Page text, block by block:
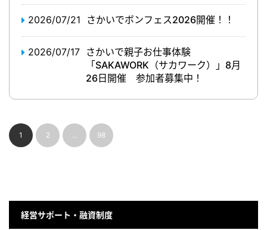
2026/07/21 さかいでボンフェス2026開催！！
2026/07/17 さかいで親子お仕事体験
「SAKAWORK（サカワーク）」8月
26日開催 参加者募集中！
1 2 … 98
経営サポート・融資制度